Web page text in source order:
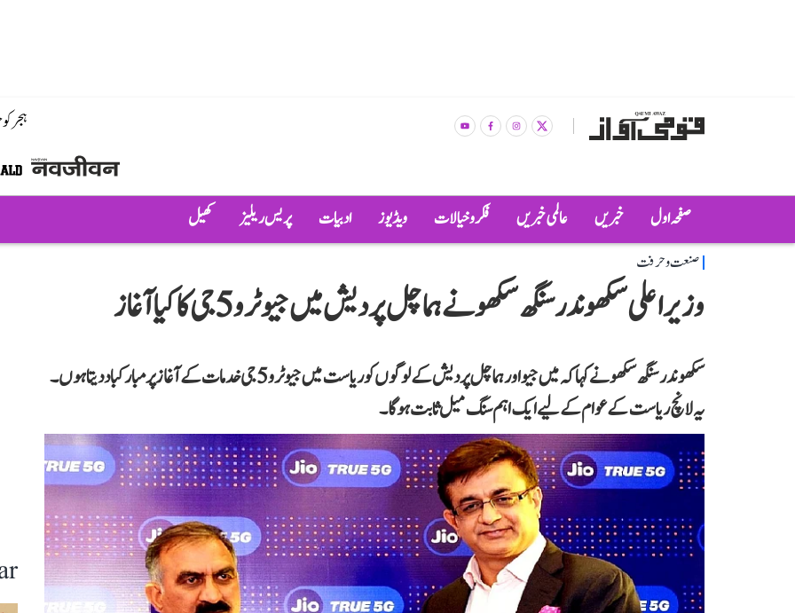
ہجر
صفحہ اول خبریں عالمی خبریں فکر و خیالات ویڈیوز ادبیات پریس ریلیز کھیل
صنعت و حرفت
وزیر اعلی سکھوندر سنگھ سکھو نے ہماچل پردیش میں جیو ٹرو 5جی کا کیا آغاز
سکھوندر سنگھ سکھو نے کہا کہ میں جیو اور ہماچل پردیش کے لوگوں کو ریاست میں جیو ٹرو 5جی خدمات کے آغاز پر مبارکباد دیتا ہوں۔
یہ لانچ ریاست کے عوام کے لیے ایک اہم سنگ میل ثابت ہوگا۔